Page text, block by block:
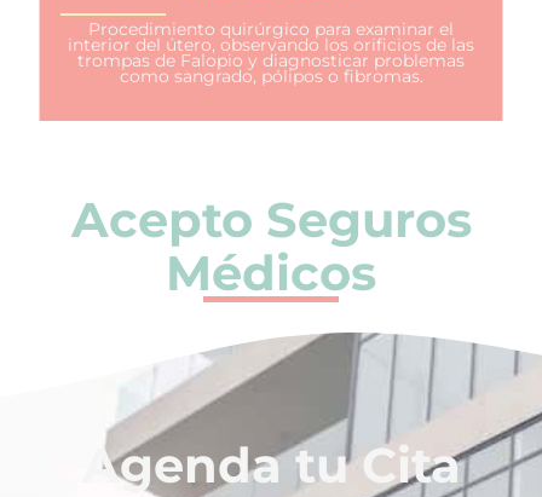
Procedimiento quirúrgico para examinar el
interior del útero, observando los orificios de las
trompas de Falopio y diagnosticar problemas
como sangrado, pólipos o fibromas.
Acepto Seguros
Médicos
Agenda tu Cita